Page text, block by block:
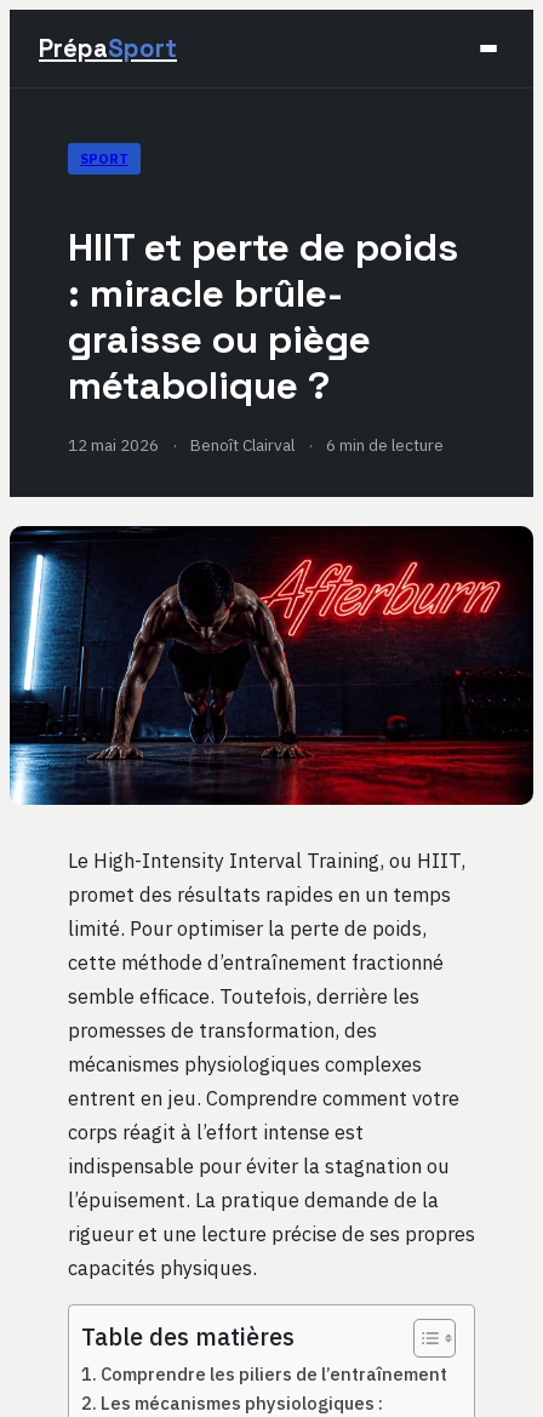
PrépaSport
Sport
Développement Personnel
Lifestyle
SPORT
HIIT et perte de poids
: miracle brûle-
graisse ou piège
métabolique ?
12 mai 2026 · Benoît Clairval · 6 min de lecture
Le High-Intensity Interval Training, ou HIIT,
promet des résultats rapides en un temps
limité. Pour optimiser la perte de poids,
cette méthode d’entraînement fractionné
semble efficace. Toutefois, derrière les
promesses de transformation, des
mécanismes physiologiques complexes
entrent en jeu. Comprendre comment votre
corps réagit à l’effort intense est
indispensable pour éviter la stagnation ou
l’épuisement. La pratique demande de la
rigueur et une lecture précise de ses propres
capacités physiques.
Table des matières
Comprendre les piliers de l’entraînement
Les mécanismes physiologiques :